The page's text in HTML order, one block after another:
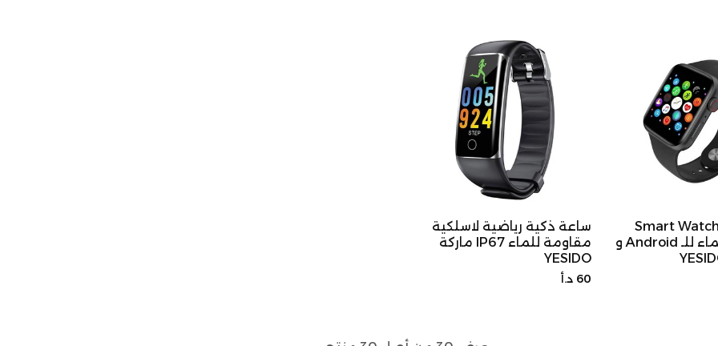
ساعة ذكية Smart Watch
المقاومة للماء للـ Android و
ساعة ذكية رياضية لاسلكية
مقاومة للماء IP67 ماركة
YESIDO
السعر
60 د.أ